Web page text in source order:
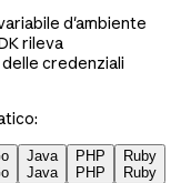
d'ambiente
rileva
credenziali
Java
Java
PHP
PHP
Ruby
Ruby